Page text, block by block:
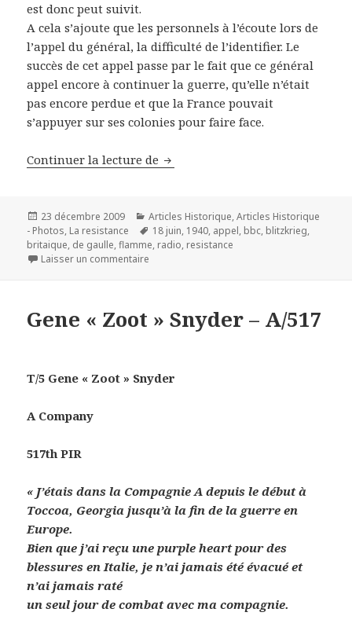
est donc peut suivit.
A cela s’ajoute que les personnels à l’écoute lors de
l’appel du général, la difficulté de l’identifier. Le
succès de cet appel passe par le fait que ce général
appel encore à continuer la guerre, qu’elle n’était
pas encore perdue et que la France pouvait
s’appuyer sur ses colonies pour faire face.
Continuer la lecture de LA Résistance en France de 1940
Publié
le
23 décembre 2009 Catégories
Articles Historique,Articles Historique
- Photos, La resistance
Mots-
clés
18 juin, 1940, appel, bbc, blitzkrieg,
britaique, de gaulle,flamme, radio, resistance
Laisser un commentaire
Gene « Zoot » Snyder – A/517
T/5 Gene « Zoot » Snyder
A Company
517th PIR
« J’étais dans la Compagnie A depuis le début à
Toccoa, Georgia jusqu’à la fin de la guerre en
Europe.
Bien que j’ai reçu une purple heart pour des
blessures en Italie, je n’ai jamais été évacué et
n’ai jamais raté
un seul jour de combat avec ma compagnie.